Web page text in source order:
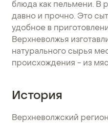
блюда как пельмени. В
давно и прочно. Это
удобное в
Верхневолжья
натурального сырья
происхождения - из
История
Верхневолжский